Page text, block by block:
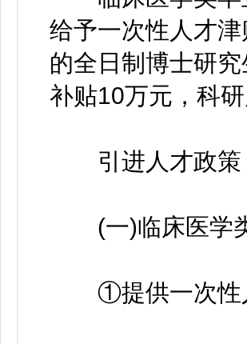
给予一次性人才
的全日制博士研
补贴10万元，科
引进人才政策
(一)临床医学
①提供一次性